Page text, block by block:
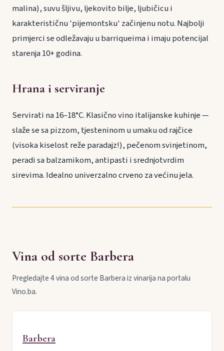
malina), suvu šljivu, ljekovito bilje, ljubičicu i
karakterističnu 'pijemontsku' začinjenu notu. Najbolji
primjerci se odležavaju u barriqueima i imaju potencijal
starenja 10+ godina.
Hrana i serviranje
Servirati na 16–18°C. Klasično vino italijanske kuhinje —
slaže se sa pizzom, tjesteninom u umaku od rajčice
(visoka kiselost reže paradajz!), pečenom svinjetinom,
peradi sa balzamikom, antipasti i srednjotvrdim
sirevima. Idealno univerzalno crveno za većinu jela.
Vina od sorte Barbera
Pregledajte 4 vina od sorte Barbera iz vinarija na portalu
Vino.ba.
Barbera